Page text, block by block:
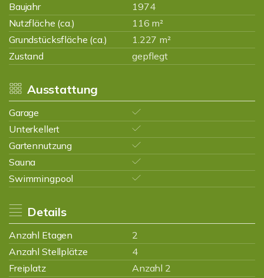
Baujahr
1974
Nutzfläche (ca.)
116 m²
Grundstücksfläche (ca.)
1.227 m²
Zustand
gepflegt
Ausstattung
Garage
Unterkellert
Gartennutzung
Sauna
Swimmingpool
Details
Anzahl Etagen
2
Anzahl Stellplätze
4
Freiplatz
Anzahl 2